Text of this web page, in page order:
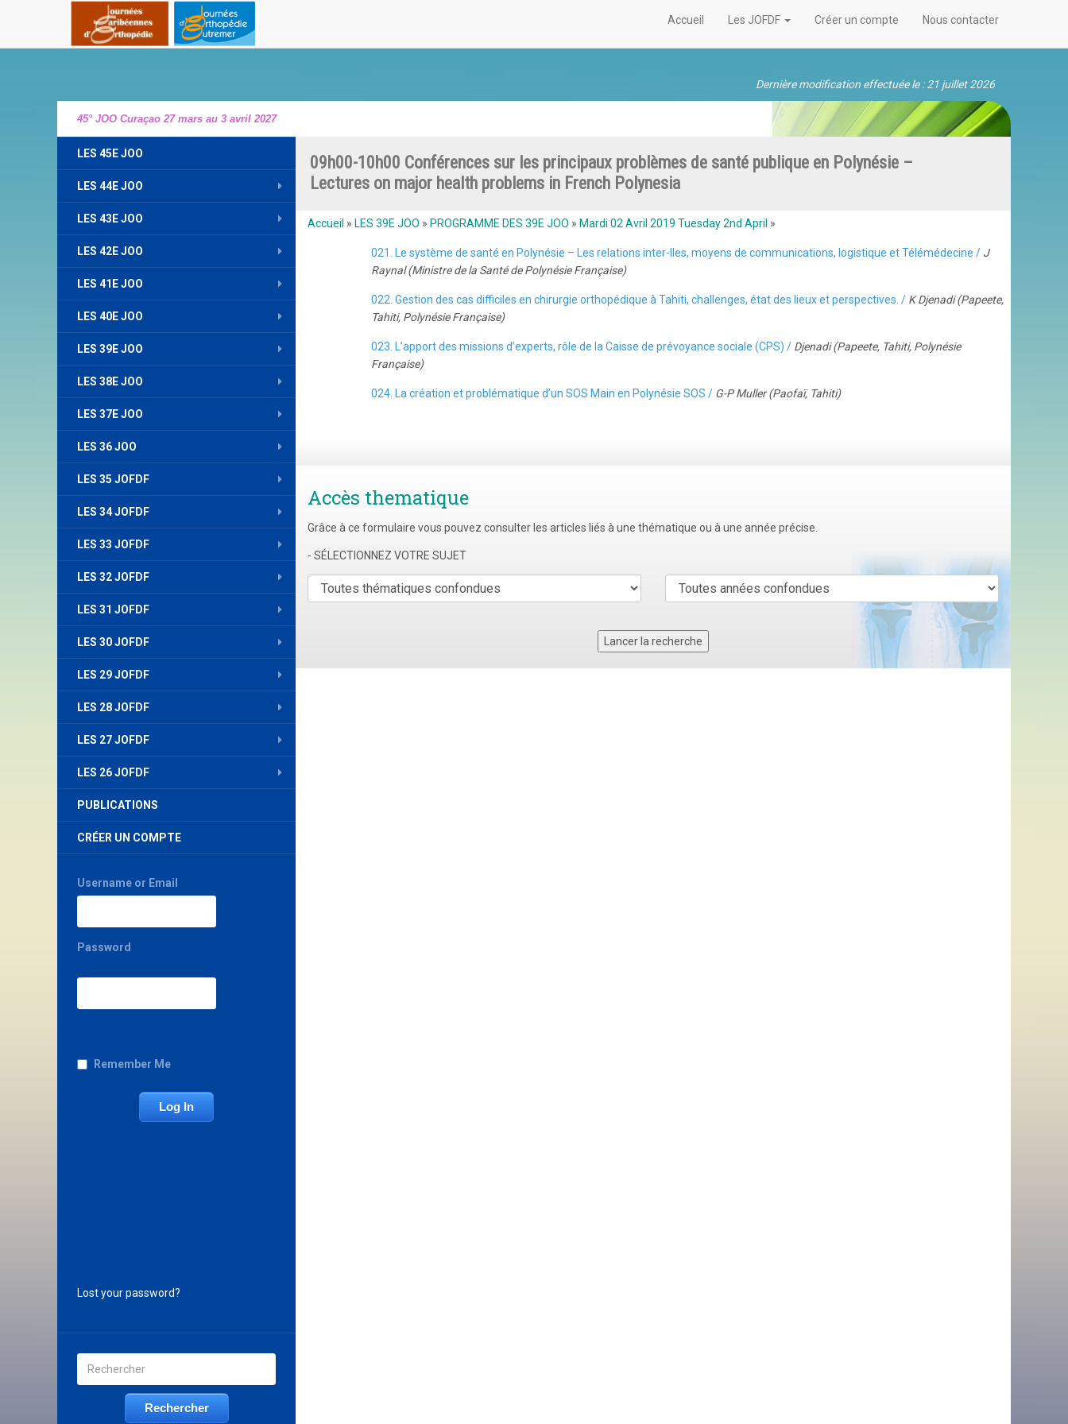
Dernière modification effectuée le : 21 juillet 2026
45° JOO Curaçao 27 mars au 3 avril 2027
Accueil Les JOFDF Créer un compte Nous contacter
LES 45E JOO
LES 44E JOO
LES 43E JOO
LES 42E JOO
LES 41E JOO
LES 40E JOO
LES 39E JOO
LES 38E JOO
LES 37E JOO
LES 36 JOO
LES 35 JOFDF
LES 34 JOFDF
LES 33 JOFDF
LES 32 JOFDF
LES 31 JOFDF
LES 30 JOFDF
LES 29 JOFDF
LES 28 JOFDF
LES 27 JOFDF
LES 26 JOFDF
PUBLICATIONS
CRÉER UN COMPTE
Username or Email
Password
Remember Me
Lost your password?
09h00-10h00 Conférences sur les principaux problèmes de santé publique en Polynésie –
Lectures on major health problems in French Polynesia
Accueil » LES 39E JOO » PROGRAMME DES 39E JOO » Mardi 02 Avril 2019 Tuesday 2nd April »
021. Le système de santé en Polynésie – Les relations inter-Iles, moyens de communications, logistique et Télémédecine / J
Raynal (Ministre de la Santé de Polynésie Française)
022. Gestion des cas difficiles en chirurgie orthopédique à Tahiti, challenges, état des lieux et perspectives. / K Djenadi (Papeete,
Tahiti, Polynésie Française)
023. L’apport des missions d’experts, rôle de la Caisse de prévoyance sociale (CPS) / Djenadi (Papeete, Tahiti, Polynésie
Française)
024. La création et problématique d’un SOS Main en Polynésie SOS / G-P Muller (Paofaï, Tahiti)
Accès thematique
Grâce à ce formulaire vous pouvez consulter les articles liés à une thématique ou à une année précise.
- SÉLECTIONNEZ VOTRE SUJET